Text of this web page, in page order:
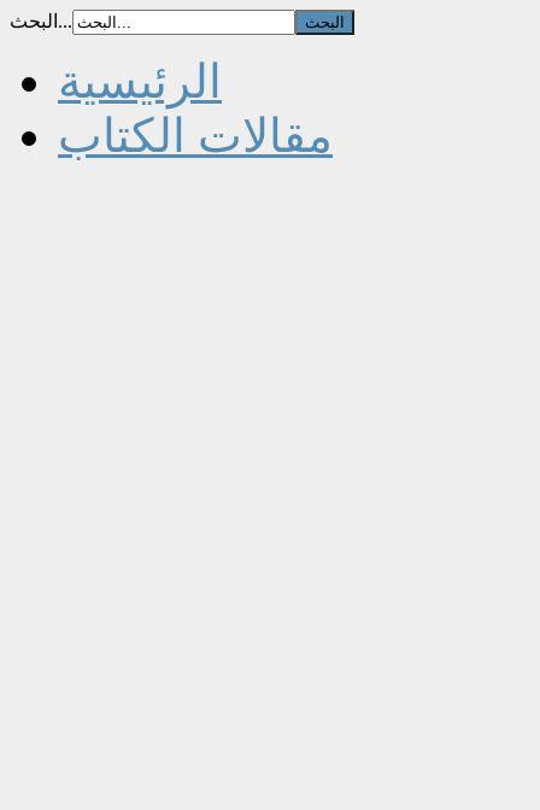
البحث...
الرئيسية
مقالات الكتاب